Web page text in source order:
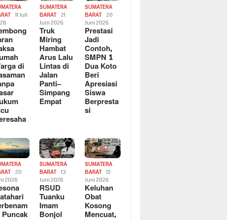
11 Juli
di
SUMATERA
BARAT
21
Juni 2026
Truk
Miring
Hambat
Arus Lalu
Lintas di
Jalan
Panti–
Simpang
Empat
SUMATERA
BARAT
20
Juni 2026
Prestasi
Jadi
Contoh,
SMPN 1
Dua Koto
Beri
Apresiasi
Siswa
Berpresta
si
20
2026
SUMATERA
BARAT
13
Juni 2026
RSUD
Tuanku
Imam
Bonjol
SUMATERA
BARAT
12
Juni 2026
Keluhan
Obat
Kosong
Mencuat,